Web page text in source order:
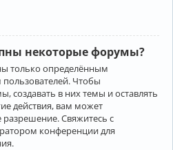
некоторые форумы?
только определённым
Чтобы
создавать в них темы и оставлять
действия, вам может
разрешение. Свяжитесь с
конференции для